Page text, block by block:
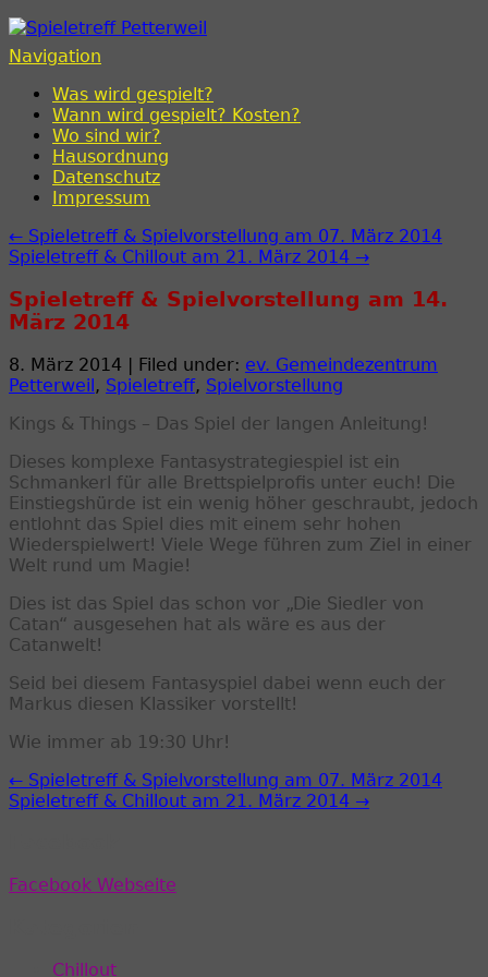
Spieletreff Petterweil
Navigation
Was wird gespielt?
Wann wird gespielt? Kosten?
Wo sind wir?
Hausordnung
Datenschutz
Impressum
← Spieletreff & Spielvorstellung am 07. März 2014
Spieletreff & Chillout am 21. März 2014 →
Spieletreff & Spielvorstellung am 14.
März 2014
8. März 2014 | Filed under: ev. Gemeindezentrum
Petterweil, Spieletreff, Spielvorstellung
Kings & Things – Das Spiel der langen Anleitung!
Dieses komplexe Fantasystrategiespiel ist ein
Schmankerl für alle Brettspielprofis unter euch! Die
Einstiegshürde ist ein wenig höher geschraubt, jedoch
entlohnt das Spiel dies mit einem sehr hohen
Wiederspielwert! Viele Wege führen zum Ziel in einer
Welt rund um Magie!
Dies ist das Spiel das schon vor „Die Siedler von
Catan“ ausgesehen hat als wäre es aus der
Catanwelt!
Seid bei diesem Fantasyspiel dabei wenn euch der
Markus diesen Klassiker vorstellt!
Wie immer ab 19:30 Uhr!
← Spieletreff & Spielvorstellung am 07. März 2014
Spieletreff & Chillout am 21. März 2014 →
Facebook Webseite
Chillout